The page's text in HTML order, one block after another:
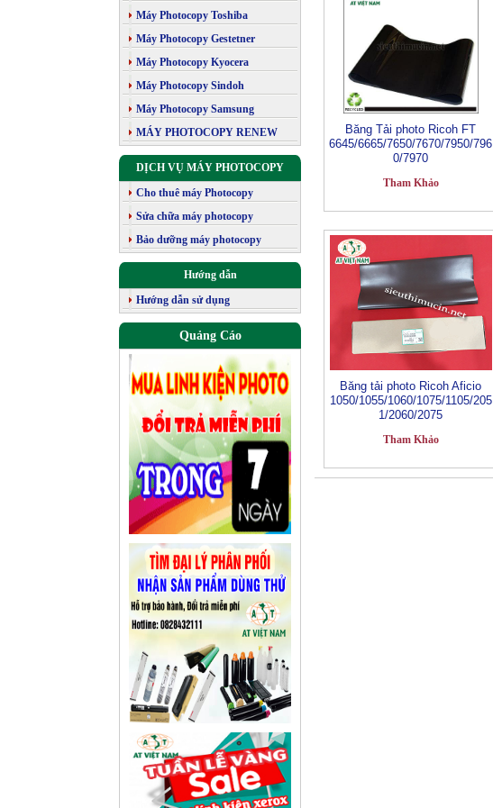
Máy Photocopy Toshiba
Máy Photocopy Gestetner
Máy Photocopy Kyocera
Máy Photocopy Sindoh
Máy Photocopy Samsung
MÁY PHOTOCOPY RENEW
DỊCH VỤ MÁY PHOTOCOPY
Cho thuê máy Photocopy
Sửa chữa máy photocopy
Bảo dưỡng máy photocopy
Hướng dẫn
Hướng dẫn sử dụng
Quảng Cáo
Băng Tải photo Ricoh FT
6645/6665/7650/7670/7950/796
0/7970
Tham Khảo
Băng tải photo Ricoh Aficio
1050/1055/1060/1075/1105/205
1/2060/2075
Tham Khảo